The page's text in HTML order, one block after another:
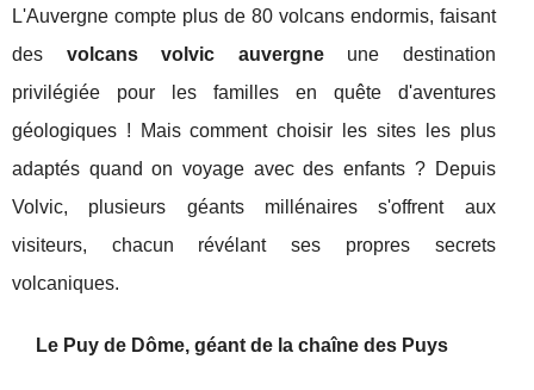
L'Auvergne compte plus de 80 volcans endormis, faisant
des volcans volvic auvergneune destination
privilégiée pour les familles en quête d'aventures
géologiques ! Mais comment choisir les sites les plus
adaptés quand on voyage avec des enfants ? Depuis
Volvic, plusieurs géants millénaires s'offrent aux
visiteurs, chacun révélant ses propres secrets
volcaniques.
Le Puy de Dôme, géant de la chaîne des Puys